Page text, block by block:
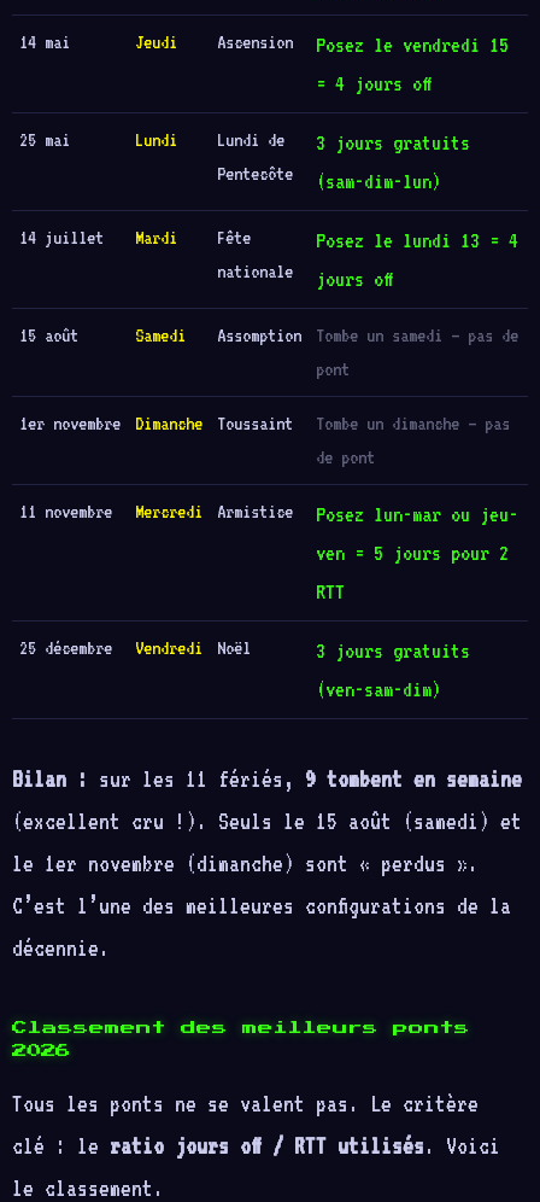
14 mai Jeudi Ascension
Posez le vendredi 15
= 4 jours off
25 mai Lundi
Lundi de
Pentecôte
3 jours gratuits
(sam-dim-lun)
14 juillet Mardi
Fête
nationale
Posez le lundi 13 = 4
jours off
15 août Samedi Assomption
Tombe un samedi — pas de
pont
1er novembre Dimanche Toussaint
Tombe un dimanche — pas
de pont
11 novembre Mercredi Armistice
Posez lun-mar ou jeu-
ven = 5 jours pour 2
RTT
25 décembre Vendredi Noël
3 jours gratuits
(ven-sam-dim)
Bilan : sur les 11 fériés, 9 tombent en semaine
(excellent cru !). Seuls le 15 août (samedi) et
le 1er novembre (dimanche) sont « perdus ».
C’est l’une des meilleures configurations de la
décennie.
Classement des meilleurs ponts
2026
Tous les ponts ne se valent pas. Le critère
clé : le ratio jours off / RTT utilisés. Voici
le classement.